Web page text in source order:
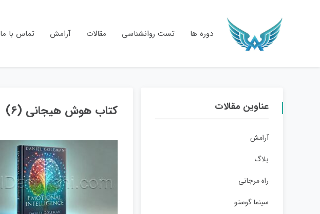
دوره ها تست روانشناسی مقالات آرامش تماس با ما
کتاب هوش هیجانی (6) عناوین مقالات
آرامش
بلاگ
راه مرجانی
سینما گوستو